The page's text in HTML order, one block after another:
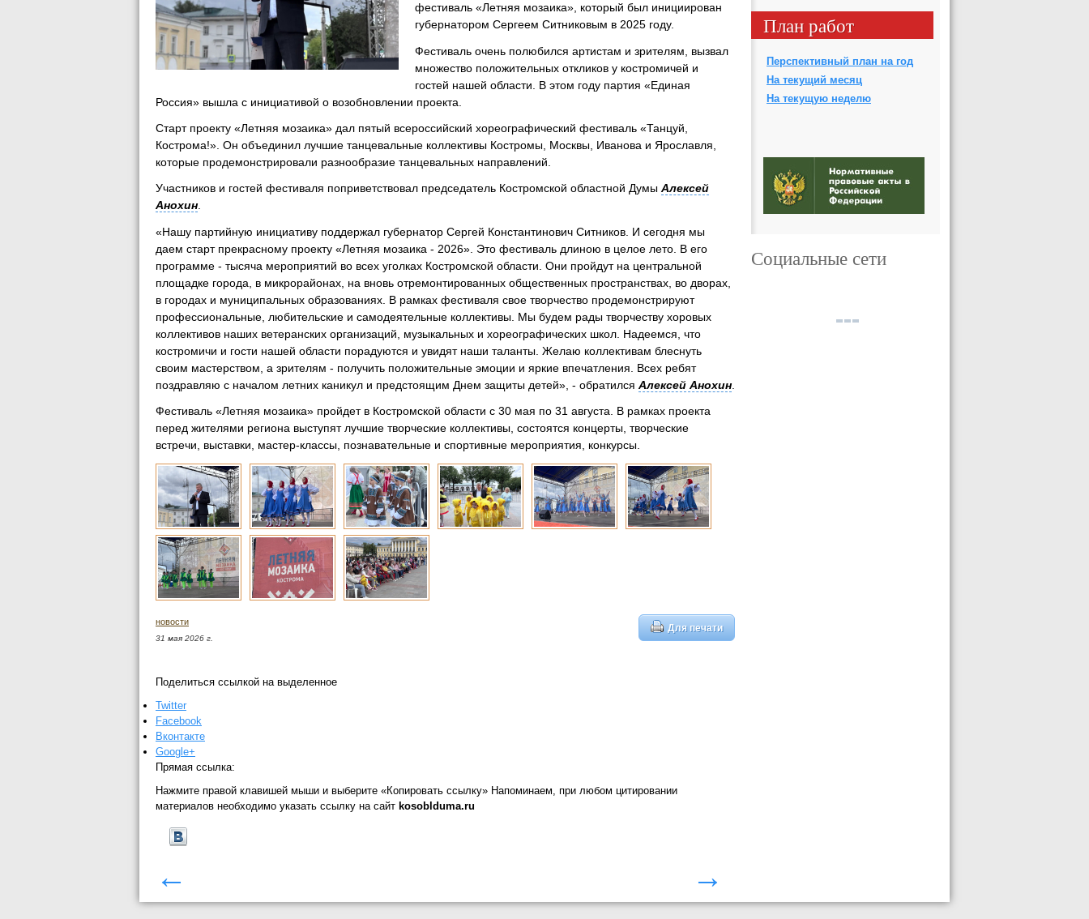
фестиваль «Летняя мозаика», который был инициирован
губернатором Сергеем Ситниковым в 2025 году.
Фестиваль очень полюбился артистам и зрителям, вызвал
множество положительных откликов у костромичей и
гостей нашей области. В этом году партия «Единая
Россия» вышла с инициативой о возобновлении проекта.
Старт проекту «Летняя мозаика» дал пятый всероссийский хореографический фестиваль «Танцуй,
Кострома!». Он объединил лучшие танцевальные коллективы Костромы, Москвы, Иванова и Ярославля,
которые продемонстрировали разнообразие танцевальных направлений.
Участников и гостей фестиваля поприветствовал председатель Костромской областной Думы Алексей
Анохин.
«Нашу партийную инициативу поддержал губернатор Сергей Константинович Ситников. И сегодня мы
даем старт прекрасному проекту «Летняя мозаика - 2026». Это фестиваль длиною в целое лето. В его
программе - тысяча мероприятий во всех уголках Костромской области. Они пройдут на центральной
площадке города, в микрорайонах, на вновь отремонтированных общественных пространствах, во дворах,
в городах и муниципальных образованиях. В рамках фестиваля свое творчество продемонстрируют
профессиональные, любительские и самодеятельные коллективы. Мы будем рады творчеству хоровых
коллективов наших ветеранских организаций, музыкальных и хореографических школ. Надеемся, что
костромичи и гости нашей области порадуются и увидят наши таланты. Желаю коллективам блеснуть
своим мастерством, а зрителям - получить положительные эмоции и яркие впечатления. Всех ребят
поздравляю с началом летних каникул и предстоящим Днем защиты детей», - обратился Алексей Анохин
Фестиваль «Летняя мозаика» пройдет в Костромской области с 30 мая по 31 августа. В рамках проекта
перед жителями региона выступят лучшие творческие коллективы, состоятся концерты, творческие
встречи, выставки, мастер-классы, познавательные и спортивные мероприятия, конкурсы.
Для печати
новости
31 мая 2026 г.
Поделиться ссылкой на выделенное
Twitter
Facebook
Вконтакте
Google+
Прямая ссылка:
Нажмите правой клавишей мыши и выберите «Копировать ссылку» Напоминаем, при любом цитировании
материалов необходимо указать ссылку на сайт kosoblduma.ru
← →
План работ
Перспективный план на год
На текущий месяц
На текущую неделю
Социальные сети